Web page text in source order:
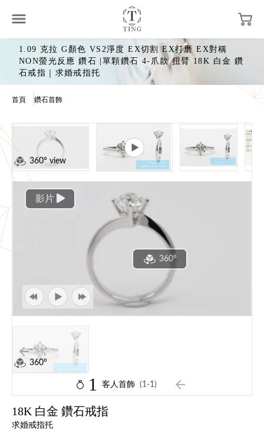
1.09 克拉 G顏色 VS2淨度 EX切割 EX打磨 EX對稱
NON螢光反應 鑽石 |單顆鑽石 4-爪款 扭臂 18K 白金 鑽
石戒指｜求婚戒指托
首頁 鑽石首飾
360° view
影片
360°
360°
1 客人首飾 (1-1)
18K 白金 鑽石戒指
求婚戒指托